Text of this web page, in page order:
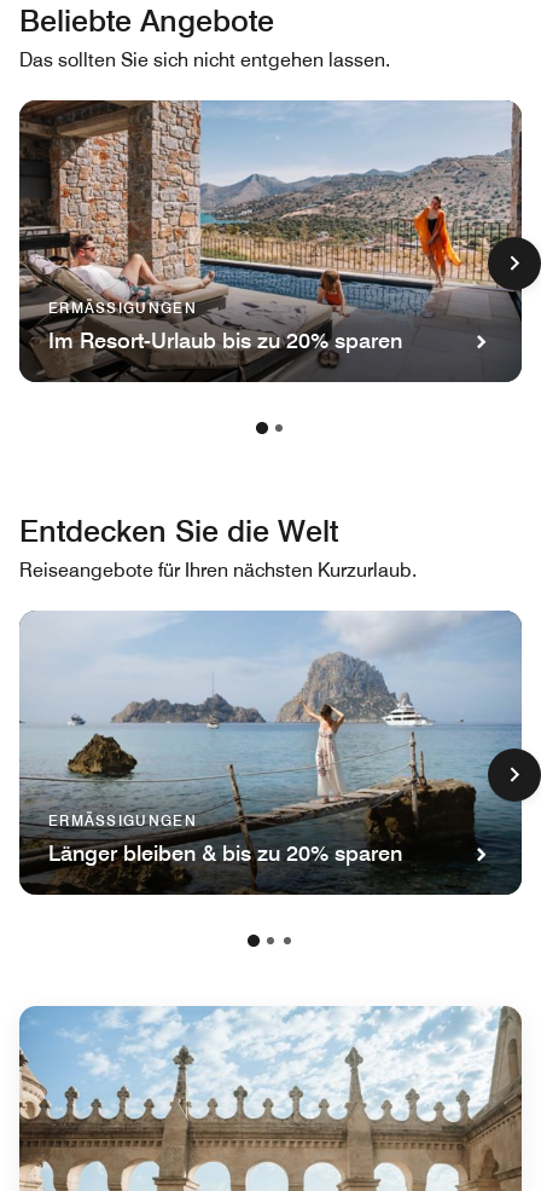
Beliebte Angebote
Das sollten Sie sich nicht entgehen lassen.
ERMÄSSIGUNGEN
Im Resort-Urlaub bis zu 20% sparen
Entdecken Sie die Welt
Reiseangebote für Ihren nächsten Kurzurlaub.
ERMÄSSIGUNGEN
Länger bleiben & bis zu 20% sparen